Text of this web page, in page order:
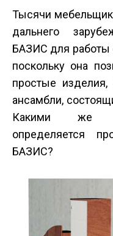
Тысячи
дальнего
БАЗИС для работы
поскольку она
простые
ансамбли,
Какими же
определяется
БАЗИС?